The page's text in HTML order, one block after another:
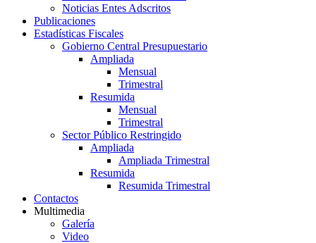
Noticias Entes Adscritos
Publicaciones
Estadísticas Fiscales
Gobierno Central Presupuestario
Ampliada
Mensual
Trimestral
Resumida
Mensual
Trimestral
Sector Público Restringido
Ampliada
Ampliada Trimestral
Resumida
Resumida Trimestral
Contactos
Multimedia
Galería
Video